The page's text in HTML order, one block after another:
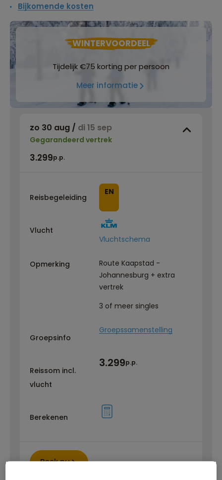
Bijkomende kosten
WINTERVOORDEEL
Tijdelijk €75 korting per persoon
Meer informatie
zo 30 aug / di 15 sep
Gegarandeerd vertrek
3.299p.p.
Reisbegeleiding
EN
Vlucht
Vluchtschema
Opmerking
Route Kaapstad -
Johannesburg + extra
vertrek
3 of meer singles
Groepsinfo
Groepssamenstelling
Reissom incl.
vlucht
3.299p.p.
Berekenen
Boek nu